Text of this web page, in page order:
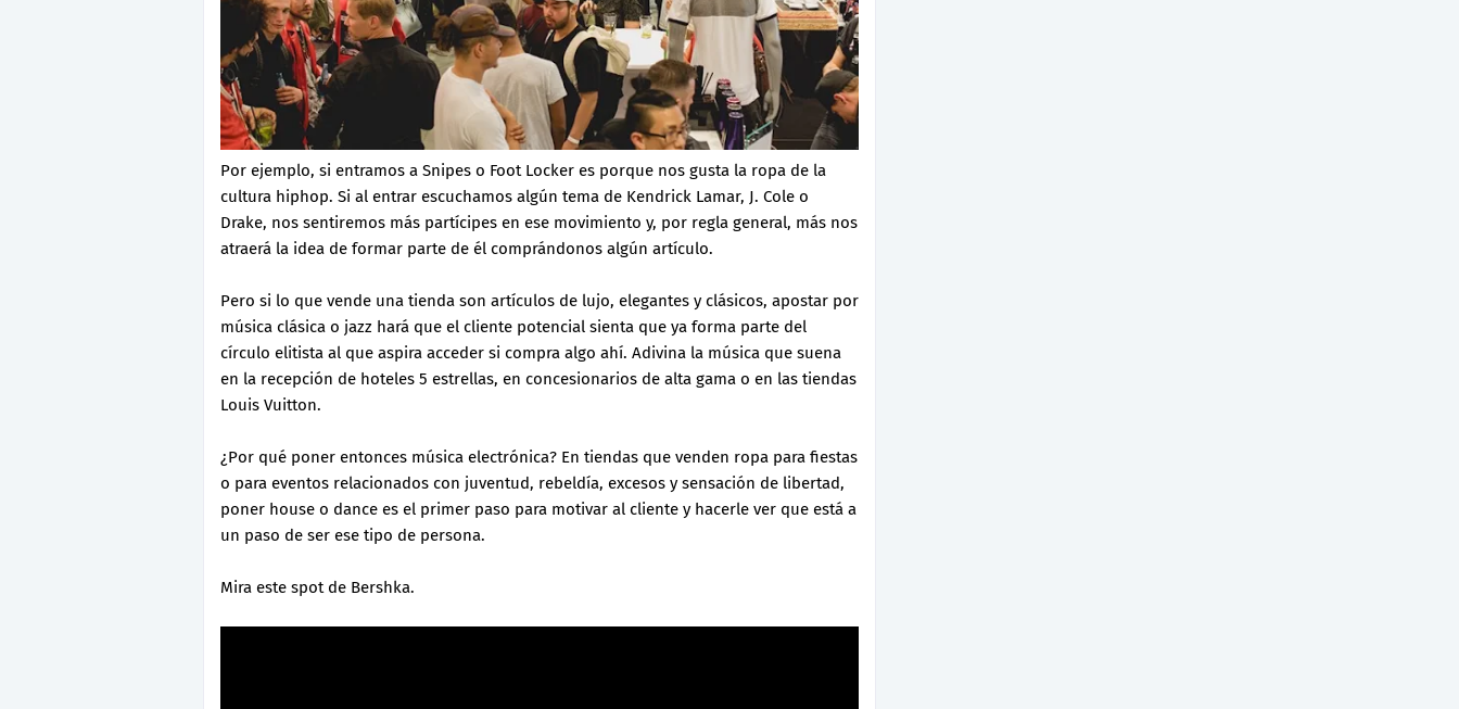
Por ejemplo, si entramos a Snipes o Foot Locker es porque nos gusta la ropa de la
cultura hiphop. Si al entrar escuchamos algún tema de Kendrick Lamar, J. Cole o
Drake, nos sentiremos más partícipes en ese movimiento y, por regla general, más nos
atraerá la idea de formar parte de él comprándonos algún artículo.
Pero si lo que vende una tienda son artículos de lujo, elegantes y clásicos, apostar por
música clásica o jazz hará que el cliente potencial sienta que ya forma parte del
círculo elitista al que aspira acceder si compra algo ahí. Adivina la música que suena
en la recepción de hoteles 5 estrellas, en concesionarios de alta gama o en las tiendas
Louis Vuitton.
¿Por qué poner entonces música electrónica? En tiendas que venden ropa para fiestas
o para eventos relacionados con juventud, rebeldía, excesos y sensación de libertad,
poner house o dance es el primer paso para motivar al cliente y hacerle ver que está a
un paso de ser ese tipo de persona.
Mira este spot de Bershka.